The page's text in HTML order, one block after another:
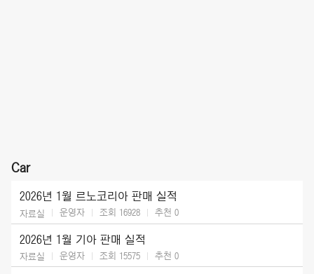
Car
2026년 1월 르노코리아 판매 실적
자료실 운영자 조회 16928 추천 0
2026년 1월 기아 판매 실적
자료실 운영자 조회 15575 추천 0